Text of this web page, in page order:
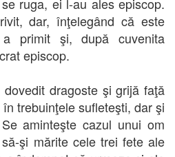
dar, înţelegând că este
primit şi, după cuvenita
episcop.
dragoste şi grijă faţă
trebuinţele sufleteşti, dar şi
aminteşte cazul unui om
şi mărite cele trei fete ale